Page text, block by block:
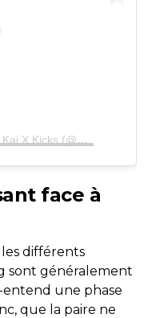
Une publication partagée par Kai X Kicks (@k11kicks)
face à
les différents
sont généralement
entend une phase
que la paire ne